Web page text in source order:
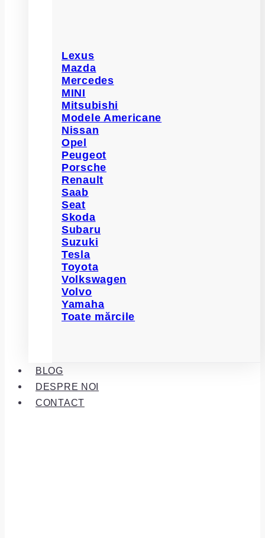
Lexus
Mazda
Mercedes
MINI
Mitsubishi
Modele Americane
Nissan
Opel
Peugeot
Porsche
Renault
Saab
Seat
Skoda
Subaru
Suzuki
Tesla
Toyota
Volkswagen
Volvo
Yamaha
Toate mărcile
BLOG
DESPRE NOI
CONTACT